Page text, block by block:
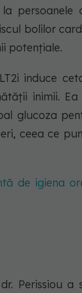
bolilor
potențiale.
induce
inimii.
glucoza
ceea ce
de igiena
Perissiou a